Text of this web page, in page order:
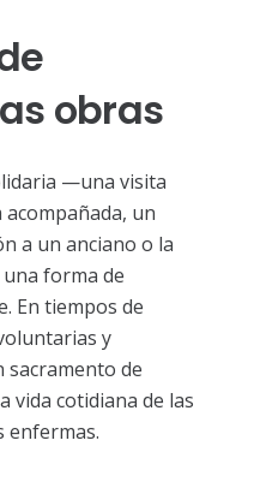
obras
—una visita
un
a un anciano o la
forma de
En tiempos de
y
de
vida cotidiana de las
enfermas.